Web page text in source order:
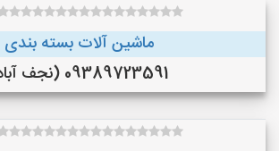
ماشین آلات بسته بندی
09389723591 (نجف‌ آباد)